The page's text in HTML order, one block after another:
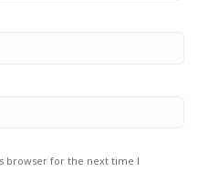
browser for the next time I